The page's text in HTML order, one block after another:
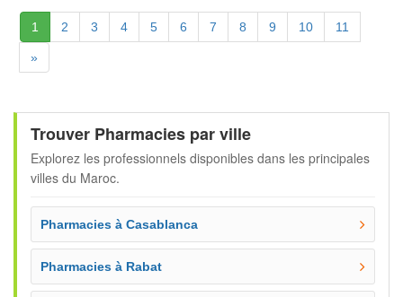
1 (Actuelle)
2 3 4 5 6 7 8 9 10 11
»Suivante
Trouver Pharmacies par ville
Explorez les professionnels disponibles dans les principales
villes du Maroc.
Pharmacies à Casablanca
Pharmacies à Rabat